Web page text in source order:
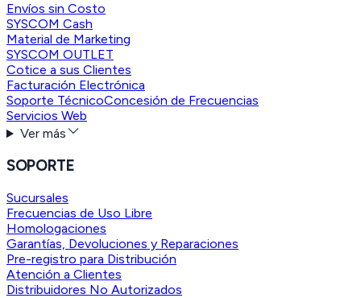
Envíos sin Costo
SYSCOM Cash
Material de Marketing
SYSCOM OUTLET
Cotice a sus Clientes
Facturación Electrónica
Soporte TécnicoConcesión de Frecuencias
Servicios Web
Ver más
SOPORTE
Sucursales
Frecuencias de Uso Libre
Homologaciones
Garantías, Devoluciones y Reparaciones
Pre-registro para Distribución
Atención a Clientes
Distribuidores No Autorizados